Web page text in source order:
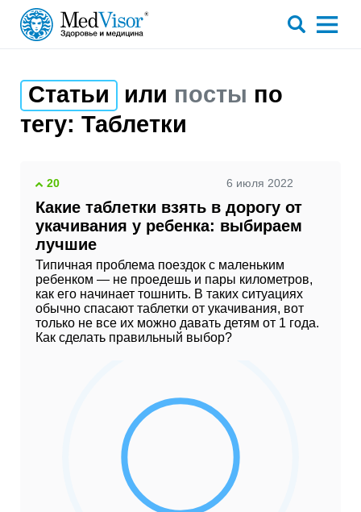
Статьи или посты по
тегу: Таблетки
20 6 июля 2022
Какие таблетки взять в дорогу от
укачивания у ребенка: выбираем
лучшие
Типичная проблема поездок с маленьким
ребенком — не проедешь и пары километров,
как его начинает тошнить. В таких ситуациях
обычно спасают таблетки от укачивания, вот
только не все их можно давать детям от 1 года.
Как сделать правильный выбор?